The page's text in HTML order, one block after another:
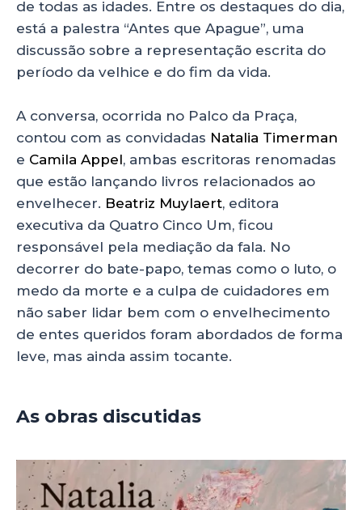
de todas as idades. Entre os destaques do dia,
está a palestra “Antes que Apague”, uma
discussão sobre a representação escrita do
período da velhice e do fim da vida.
A conversa, ocorrida no Palco da Praça,
contou com as convidadas Natalia Timerman
e Camila Appel, ambas escritoras renomadas
que estão lançando livros relacionados ao
envelhecer. Beatriz Muylaert, editora
executiva da Quatro Cinco Um, ficou
responsável pela mediação da fala. No
decorrer do bate-papo, temas como o luto, o
medo da morte e a culpa de cuidadores em
não saber lidar bem com o envelhecimento
de entes queridos foram abordados de forma
leve, mas ainda assim tocante.
As obras discutidas